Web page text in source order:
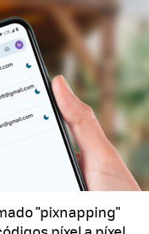
"pixnapping"